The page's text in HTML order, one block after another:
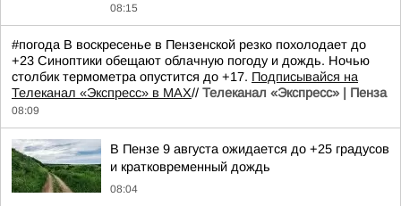
08:15
#погода В воскресенье в Пензенской резко похолодает до
+23 Синоптики обещают облачную погоду и дождь. Ночью
столбик термометра опустится до +17. Подписывайся на
Телеканал «Экспресс» в MAX// Телеканал «Экспресс» | Пенза
08:09
В Пензе 9 августа ожидается до +25 градусов
и кратковременный дождь
08:04